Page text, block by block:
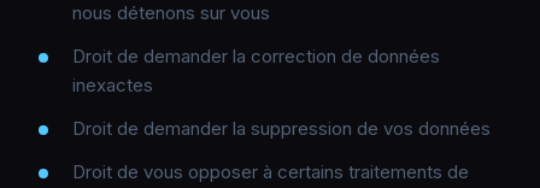
nous détenons sur vous
Droit de demander la correction de données
inexactes
Droit de demander la suppression de vos données
Droit de vous opposer à certains traitements de